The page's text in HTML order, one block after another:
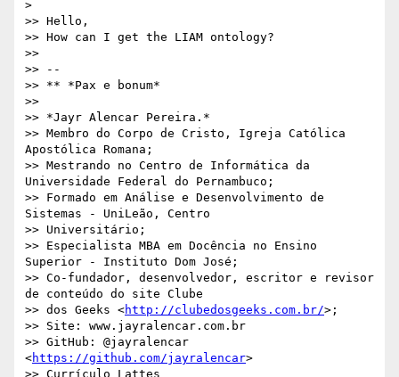
>
>> Hello,
>> How can I get the LIAM ontology?
>>
>> --
>> ** *Pax e bonum*
>>
>> *Jayr Alencar Pereira.*
>> Membro do Corpo de Cristo, Igreja Católica
Apostólica Romana;
>> Mestrando no Centro de Informática da
Universidade Federal do Pernambuco;
>> Formado em Análise e Desenvolvimento de
Sistemas - UniLeão, Centro
>> Universitário;
>> Especialista MBA em Docência no Ensino
Superior - Instituto Dom José;
>> Co-fundador, desenvolvedor, escritor e revisor
de conteúdo do site Clube
>> dos Geeks <http://clubedosgeeks.com.br/>;
>> Site: www.jayralencar.com.br
>> GitHub: @jayralencar
<https://github.com/jayralencar>
>> Currículo Lattes